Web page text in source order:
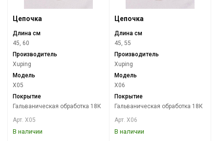
Цепочка
Длина см
45, 60
Производитель
Xuping
Модель
X05
Покрытие
Гальваническая обработка 18К
Арт. X05
В наличии
Цепочка
Длина см
45, 55
Производитель
Xuping
Модель
X06
Покрытие
Гальваническая обработка 18К
Арт. X06
В наличии